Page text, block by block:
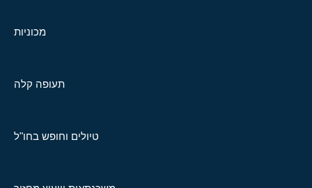
מכוניות
תעופה קלה
טיולים וחופש בחו"ל